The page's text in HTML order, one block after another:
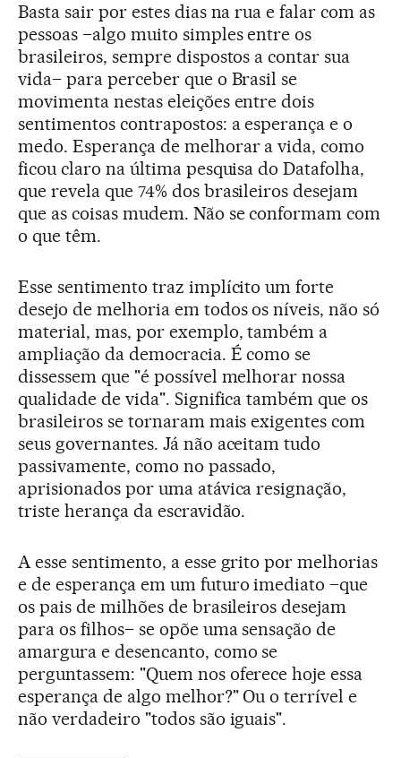
Basta sair por estes dias na rua e falar com as
pessoas –algo muito simples entre os
brasileiros, sempre dispostos a contar sua
vida– para perceber que o Brasil se
movimenta nestas eleições entre dois
sentimentos contrapostos: a esperança e o
medo. Esperança de melhorar a vida, como
ficou claro na última pesquisa do Datafolha,
que revela que 74% dos brasileiros desejam
que as coisas mudem. Não se conformam com
o que têm.
Esse sentimento traz implícito um forte
desejo de melhoria em todos os níveis, não só
material, mas, por exemplo, também a
ampliação da democracia. É como se
dissessem que "é possível melhorar nossa
qualidade de vida". Significa também que os
brasileiros se tornaram mais exigentes com
seus governantes. Já não aceitam tudo
passivamente, como no passado,
aprisionados por uma atávica resignação,
triste herança da escravidão.
A esse sentimento, a esse grito por melhorias
e de esperança em um futuro imediato –que
os pais de milhões de brasileiros desejam
para os filhos– se opõe uma sensação de
amargura e desencanto, como se
perguntassem: "Quem nos oferece hoje essa
esperança de algo melhor?" Ou o terrível e
não verdadeiro "todos são iguais".